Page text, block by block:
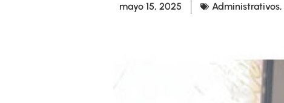
mayo 15, 2025 Administrativos,